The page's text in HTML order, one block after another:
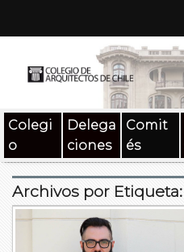
Documentos
SAT
Colegi
o
Delega
ciones
Comit
és
Archivos por Etiqueta: